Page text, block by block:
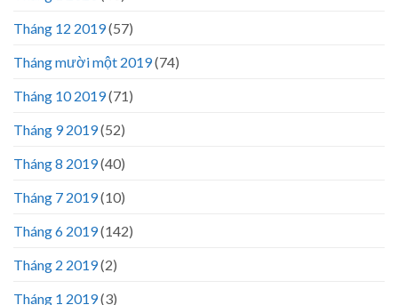
Tháng 12 2019(57)
Tháng mười một 2019(74)
Tháng 10 2019(71)
Tháng 9 2019(52)
Tháng 8 2019(40)
Tháng 7 2019(10)
Tháng 6 2019(142)
Tháng 2 2019(2)
Tháng 1 2019(3)